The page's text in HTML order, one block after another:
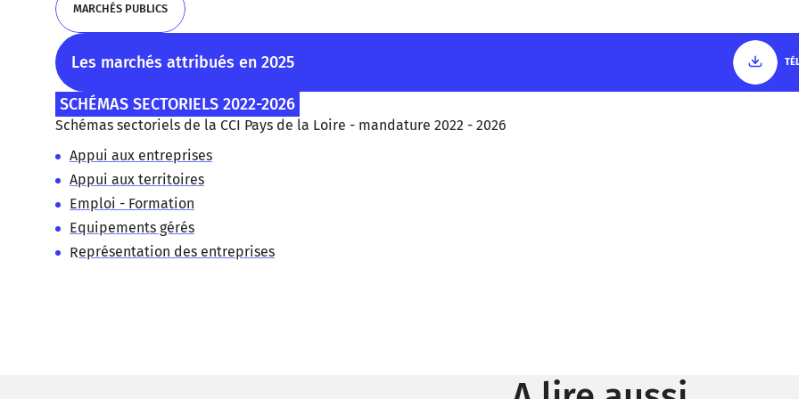
MARCHÉS PUBLICS
MARCHÉS PUBLICS
Les marchés attribués en 2025
SCHÉMAS SECTORIELS 2022-2026
Schémas sectoriels de la CCI Pays de la Loire - mandature 2022 - 2026
Appui aux entreprises
Appui aux territoires
Emploi - Formation
Equipements gérés
Représentation des entreprises